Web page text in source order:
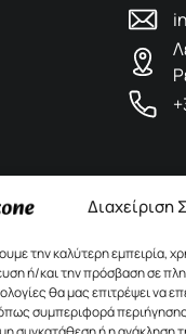
Διαχείριση
την καλύτερη εμπειρία,
ή/και την πρόσβαση σε
θα μας επιτρέψει να
συμπεριφορά